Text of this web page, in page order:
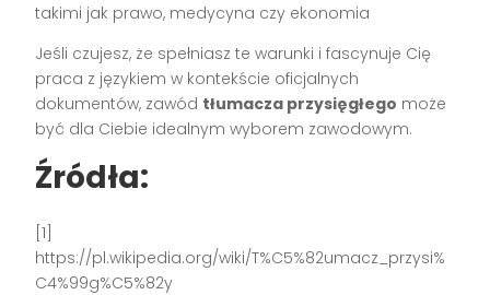
takimi jak prawo, medycyna czy ekonomia
Jeśli czujesz, że spełniasz te warunki i fascynuje Cię
praca z językiem w kontekście oficjalnych
dokumentów, zawód tłumacza przysięgłego może
być dla Ciebie idealnym wyborem zawodowym.
Źródła:
[1]
https://pl.wikipedia.org/wiki/T%C5%82umacz_przysi%
C4%99g%C5%82y